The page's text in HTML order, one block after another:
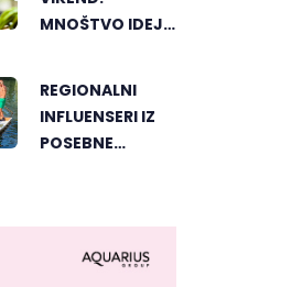
OSVJEŽENJE
TEKOM LJETNIH
MNOŠTVO IDEJA
RUČAK
REGIONALNI
INFLUENSERI IZ
POSEBNE
BANJALUKU